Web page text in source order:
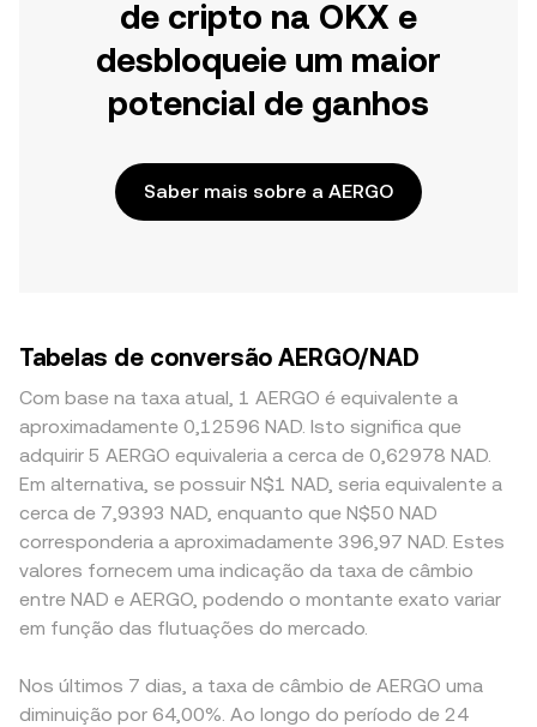
de cripto na OKX e
desbloqueie um maior
potencial de ganhos
Saber mais sobre a AERGO
Tabelas de conversão AERGO/NAD
Com base na taxa atual, 1 AERGO é equivalente a
aproximadamente 0,12596 NAD. Isto significa que
adquirir 5 AERGO equivaleria a cerca de 0,62978 NAD.
Em alternativa, se possuir N$1 NAD, seria equivalente a
cerca de 7,9393 NAD, enquanto que N$50 NAD
corresponderia a aproximadamente 396,97 NAD. Estes
valores fornecem uma indicação da taxa de câmbio
entre NAD e AERGO, podendo o montante exato variar
em função das flutuações do mercado.
Nos últimos 7 dias, a taxa de câmbio de AERGO uma
diminuição por 64,00%. Ao longo do período de 24